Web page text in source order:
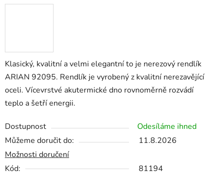
Klasický, kvalitní a velmi elegantní to je nerezový rendlík
ARIAN 92095. Rendlík je vyrobený z kvalitní nerezavějící
oceli. Vícevrstvé akutermické dno rovnoměrně rozvádí
teplo a šetří energii.
Dostupnost
Odesíláme ihned
Můžeme doručit do:
11.8.2026
Možnosti doručení
Kód:
81194